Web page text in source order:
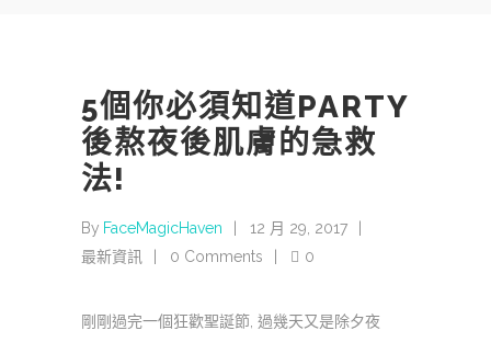
5個你必須知道PARTY
後熬夜後肌膚的急救
法!
By FaceMagicHaven
12 月 29, 2017
最新資訊
0 Comments 0
剛剛過完一個狂歡聖誕節, 過幾天又是除夕夜